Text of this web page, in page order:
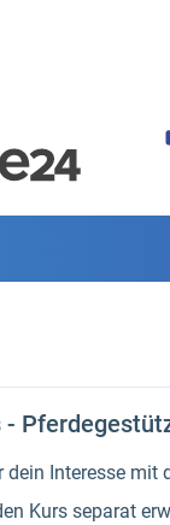
-
dein Interesse mit
Kurs separat